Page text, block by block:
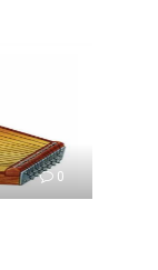
0